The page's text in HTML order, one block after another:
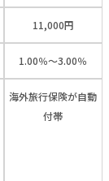
11,000円
1.00％～3.00％
海外旅行保険が自動
付帯